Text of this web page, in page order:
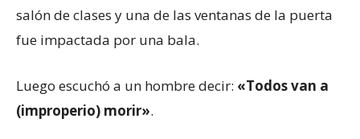
salón de clases y una de las ventanas de la puerta
fue impactada por una bala.
Luego escuchó a un hombre decir: «Todos van a
(improperio) morir».